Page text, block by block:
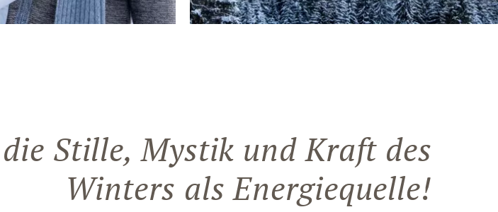
Stille, Mystik und Kraft des
Winters als Energiequelle!